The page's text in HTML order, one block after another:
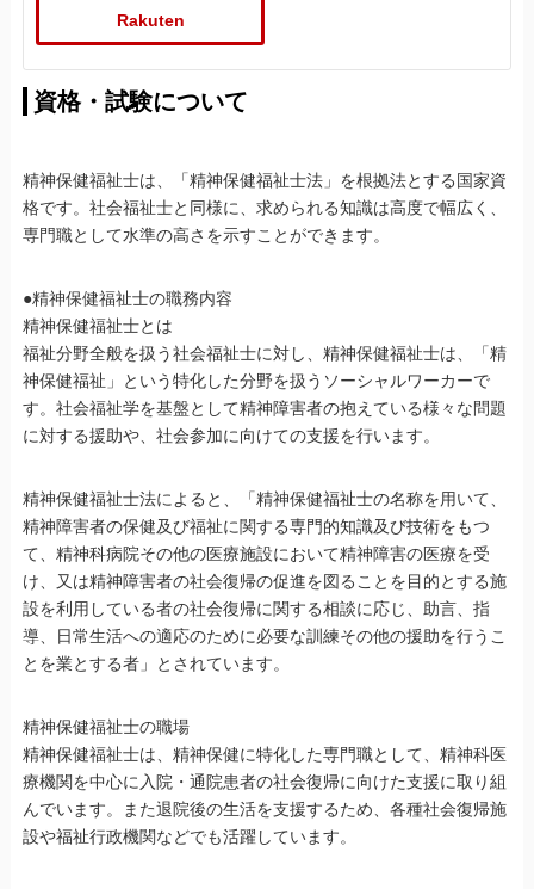
Rakuten
資格・試験について
精神保健福祉士は、「精神保健福祉士法」を根拠法とする国家資
格です。社会福祉士と同様に、求められる知識は高度で幅広く、
専門職として水準の高さを示すことができます。
●精神保健福祉士の職務内容
精神保健福祉士とは
福祉分野全般を扱う社会福祉士に対し、精神保健福祉士は、「精
神保健福祉」という特化した分野を扱うソーシャルワーカーで
す。社会福祉学を基盤として精神障害者の抱えている様々な問題
に対する援助や、社会参加に向けての支援を行います。
精神保健福祉士法によると、「精神保健福祉士の名称を用いて、
精神障害者の保健及び福祉に関する専門的知識及び技術をもつ
て、精神科病院その他の医療施設において精神障害の医療を受
け、又は精神障害者の社会復帰の促進を図ることを目的とする施
設を利用している者の社会復帰に関する相談に応じ、助言、指
導、日常生活への適応のために必要な訓練その他の援助を行うこ
とを業とする者」とされています。
精神保健福祉士の職場
精神保健福祉士は、精神保健に特化した専門職として、精神科医
療機関を中心に入院・通院患者の社会復帰に向けた支援に取り組
んでいます。また退院後の生活を支援するため、各種社会復帰施
設や福祉行政機関などでも活躍しています。